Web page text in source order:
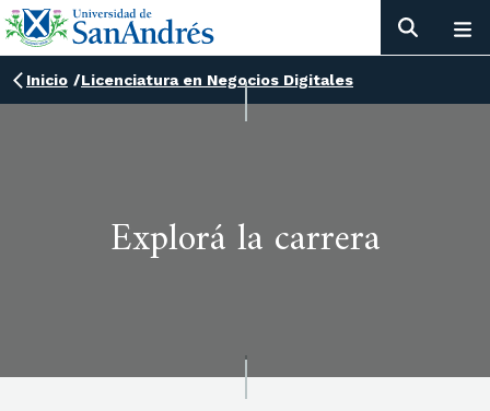
Inicio /Licenciatura en Negocios Digitales
Explorá la carrera